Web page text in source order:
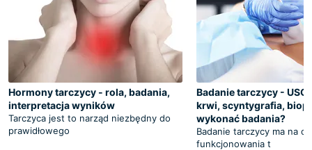
Hormony tarczycy - rola, badania,
interpretacja wyników
Tarczyca jest to narząd niezbędny do
prawidłowego
Badanie tarczycy -
krwi, scyntygrafia,
wykonać badania?
Badanie tarczycy ma na
funkcjonowania t